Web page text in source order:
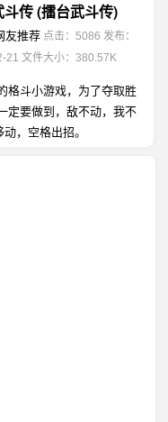
传 (擂台武斗传)
友推荐 点击：5086 发布：
21 文件大小：380.57K
格斗小游戏，为了夺取胜
定要做到，敌不动，我不
，空格出招。